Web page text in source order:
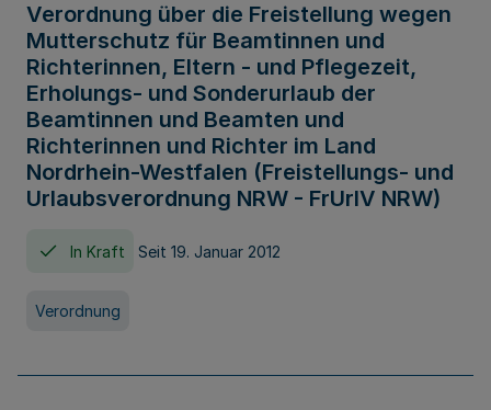
Verordnung über die Freistellung wegen
Mutterschutz für Beamtinnen und
Richterinnen, Eltern - und Pflegezeit,
Erholungs- und Sonderurlaub der
Beamtinnen und Beamten und
Richterinnen und Richter im Land
Nordrhein-Westfalen (Freistellungs- und
Urlaubsverordnung NRW - FrUrlV NRW)
In Kraft Seit 19. Januar 2012
Verordnung